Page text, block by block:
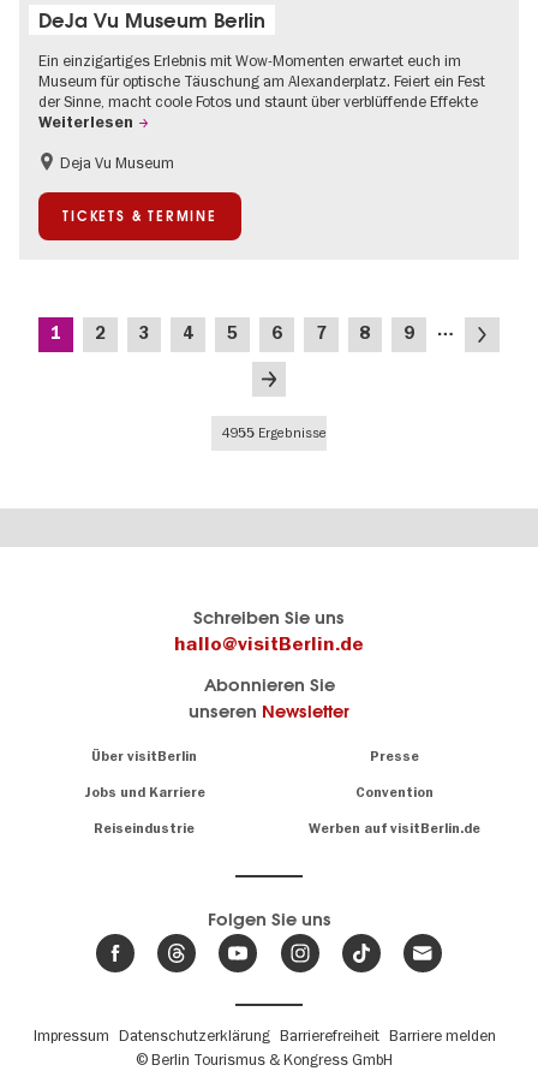
DeJa Vu Museum Berlin
Ein einzigartiges Erlebnis mit Wow-Momenten erwartet euch im
Museum für optische Täuschung am Alexanderplatz. Feiert ein Fest
der Sinne, macht coole Fotos und staunt über verblüffende Effekte
Weiterlesen
Kinder
Teenager
Deja Vu Museum
TICKETS & TERMINE
Seitennummerierung
Aktuelle
1 Seite
2 Seite
3 Seite
4 Seite
5 Seite
6 Seite
7 Seite
8 Seite
9 …
Nächste
Letzte
4955 Ergebnisse
Schreiben Sie uns
hallo@visitBerlin.de
Abonnieren Sie
unseren Newsletter
Über visitBerlin Presse
Jobs und Karriere Convention
Reiseindustrie Werben auf visitBerlin.de
sind
für Sie da.
Tickets
Wir haben den
Insidertipps
Trends
Folgen Sie uns
Fußbereichsmenü
Impressum Datenschutzerklärung Barrierefreiheit Barriere melden
© Berlin Tourismus & Kongress GmbH